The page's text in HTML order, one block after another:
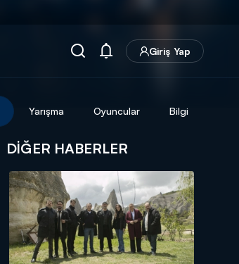
Giriş Yap
Yarışma Oyuncular Bilgi
DIĞER HABERLER